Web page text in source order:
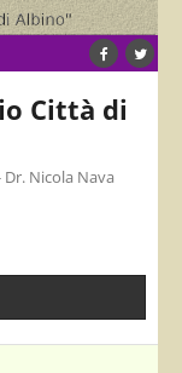
Città di
Nicola Nava